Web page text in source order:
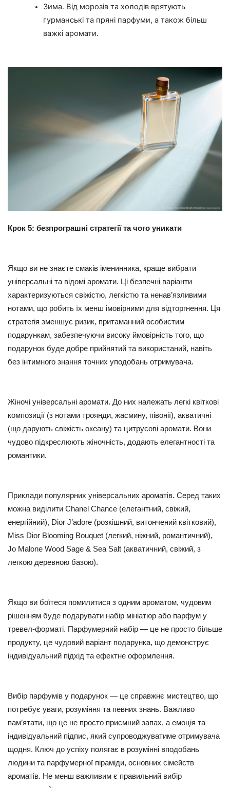
Зима. Від морозів та холодів врятують
гурманські та пряні парфуми, а також більш
важкі аромати.
Крок 5: безпрограшні стратегії та чого уникати
Якщо ви не знаєте смаків іменинника, краще вибрати
універсальні та відомі аромати. Ці безпечні варіанти
характеризуються свіжістю, легкістю та ненав’язливими
нотами, що робить їх менш імовірними для відторгнення. Ця
стратегія зменшує ризик, притаманний особистим
подарункам, забезпечуючи високу ймовірність того, що
подарунок буде добре прийнятий та використаний, навіть
без інтимного знання точних уподобань отримувача.
Жіночі універсальні аромати. До них належать легкі квіткові
композиції (з нотами троянди, жасмину, півонії), акватичні
(що дарують свіжість океану) та цитрусові аромати. Вони
чудово підкреслюють жіночність, додають елегантності та
романтики.
Приклади популярних універсальних ароматів. Серед таких
можна виділити Chanel Chance (елегантний, свіжий,
енергійний), Dior J’adore (розкішний, витончений квітковий),
Miss Dior Blooming Bouquet (легкий, ніжний, романтичний),
Jo Malone Wood Sage & Sea Salt (акватичний, свіжий, з
легкою деревною базою).
Якщо ви боїтеся помилитися з одним ароматом, чудовим
рішенням буде подарувати набір мініатюр або парфум у
тревел-форматі. Парфумерний набір — це не просто більше
продукту, це чудовий варіант подарунка, що демонструє
індивідуальний підхід та ефектне оформлення.
Вибір парфумів у подарунок — це справжнє мистецтво, що
потребує уваги, розуміння та певних знань. Важливо
пам’ятати, що це не просто приємний запах, а емоція та
індивідуальний підпис, який супроводжуватиме отримувача
щодня. Ключ до успіху полягає в розумінні вподобань
людини та парфумерної піраміди, основних сімейств
ароматів. Не менш важливим є правильний вибір